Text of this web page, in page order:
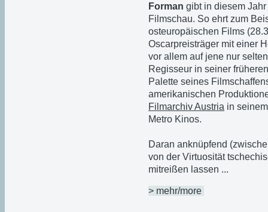
Forman gibt in diesem
Filmschau. So ehrt zum
osteuropäischen Films
Oscarpreisträger mit einer
vor allem auf jene nur
Regisseur in seiner
Palette seines
amerikanischen
Filmarchiv Austria in
Metro Kinos.
Daran anknüpfend
von der Virtuosität
mitreißen lassen ...
> mehr/more